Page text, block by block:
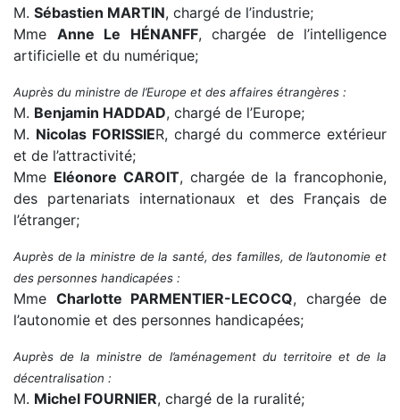
M. Sébastien MARTIN, chargé de l’industrie;
Mme Anne Le HÉNANFF, chargée de l’intelligence
artificielle et du numérique;
Auprès du ministre de l’Europe et des affaires étrangères :
M. Benjamin HADDAD, chargé de l’Europe;
M. Nicolas FORISSIER, chargé du commerce extérieur
et de l’attractivité;
Mme Eléonore CAROIT, chargée de la francophonie,
des partenariats internationaux et des Français de
l’étranger;
Auprès de la ministre de la santé, des familles, de l’autonomie et
des personnes handicapées :
Mme Charlotte PARMENTIER-LECOCQ, chargée de
l’autonomie et des personnes handicapées;
Auprès de la ministre de l’aménagement du territoire et de la
décentralisation :
M. Michel FOURNIER, chargé de la ruralité;